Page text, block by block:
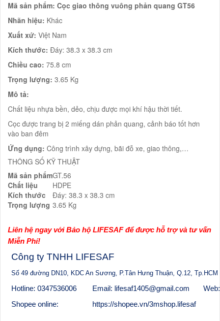
Mã sản phẩm: Cọc giao thông vuông phản quang GT56
Nhãn hiệu: Khác
Xuất xứ: Việt Nam
Kích thước: Đáy: 38.3 x 38.3 cm
Chiều cao: 75.8 cm
Trọng lượng: 3.65 Kg
Mô tả:
Chất liệu nhựa bền, dẻo, chịu được mọi khí hậu thời tiết.
Cọc được trang bị 2 miếng dán phản quang, cảnh báo tốt hơn
vào ban đêm
Ứng dụng: Công trình xây dựng, bãi đỗ xe, giao thông,…
THÔNG SỐ KỸ THUẬT
Mã sản phẩmGT.56
Chất liệu
HDPE
Kích thước
Đáy: 38.3 x 38.3 cm
Trọng lượng 3.65 Kg
Liên hệ ngay với Bảo hộ LIFESAF để được hỗ trợ và tư vấn
Miễn Phí!
Công ty TNHH LIFESAF
Số 49 đường DN10, KDC An Sương, P.Tân Hưng Thuận, Q.12, Tp.HCM
Hotline: 0347536006 Email: lifesaf1405@gmail.com
Shopee online:
https://shopee.vn/3mshop.lifesaf